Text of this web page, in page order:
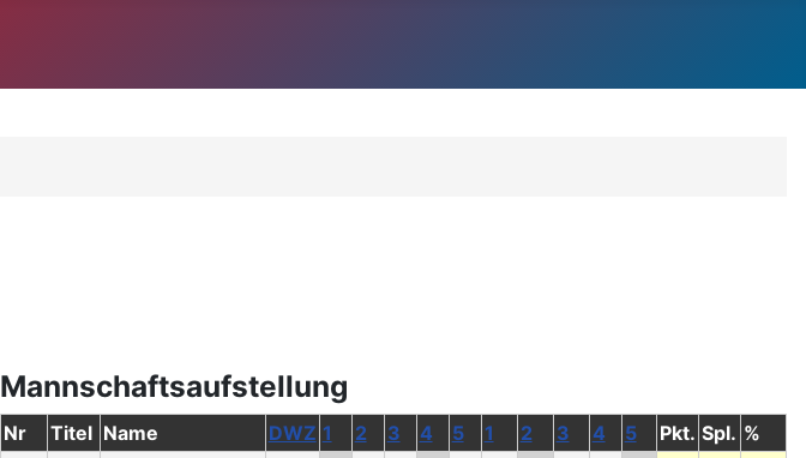
Mannschaftsaufstellung
Nr Titel Name DWZ 1 2 3 4 5 1 2 3 4 5 Pkt. Spl. %